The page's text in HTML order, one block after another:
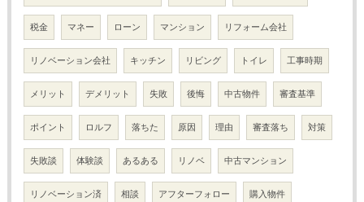
税金 マネー ローン マンション リフォーム会社
リノベーション会社 キッチン リビング トイレ 工事時期
メリット デメリット 失敗 後悔 中古物件 審査基準
ポイント ロルフ 落ちた 原因 理由 審査落ち 対策
失敗談 体験談 あるある リノベ 中古マンション
リノベーション済 相談 アフターフォロー 購入物件